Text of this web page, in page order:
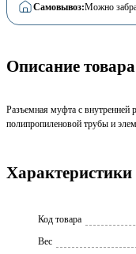
Самовывоз:Можно
Описание товара
Разъемная муфта с внутренней
полипропиленовой трубы и
Характеристики
Код товара
Вес